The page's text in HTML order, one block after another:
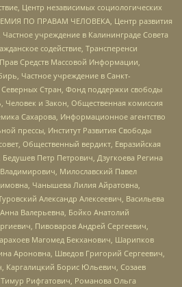
Центр независимых социологических
ПО ПРАВАМ ЧЕЛОВЕКА, Центр развития
учреждение в Калининграде Совета
содействие, Трансперенси
Средств Массовой Информации,
Частное учреждение в Санкт-
Стран, Фонд поддержки свободы
Человек и Закон, Общественная комиссия
Сахарова, Информационное агентство
прессы, Институт Развития Свободы
Общественный вердикт, Евразийская
Петр Петрович, Дзугкоева Регина
Милославский Павел
Чанышева Лилия Айратовна,
Александр Алексеевич, Васильева
Валерьевна, Бойко Анатолий
Пивоваров Андрей Сергеевич,
Магомед Бекханович, Шарипков
Ароновна, Шведов Григорий Сергеевич,
Каргалицкий Борис Юльевич, Созаев
Рифгатович, Романова Ольга